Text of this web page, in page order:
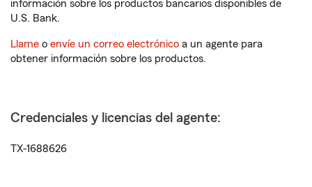
información sobre los productos bancarios disponibles de
U.S. Bank.
Llame o envíe un correo electrónico a un agente para
obtener información sobre los productos.
Credenciales y licencias del agente:
TX-1688626